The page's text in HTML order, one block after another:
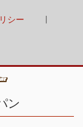
シー
ン